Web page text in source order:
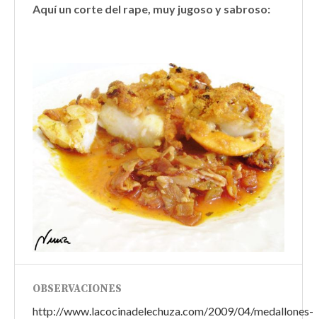
Aquí un corte del rape, muy jugoso y sabroso:
OBSERVACIONES
http://www.lacocinadelechuza.com/2009/04/medallones-